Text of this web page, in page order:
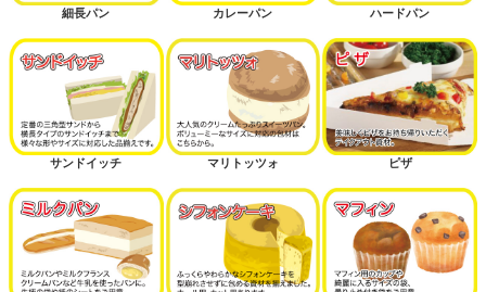
細長パン カレーパン ハードパン
サンドイッチ マリトッツォ ピザ